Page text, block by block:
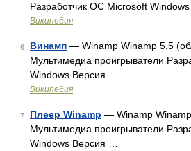
Разработчик ОС Microsoft
Википедия
6 Винамп — Winamp Winamp 5.5
Мультимедиа проигрыватели
Windows Версия …
Википедия
7 Плеер Winamp — Winamp
Мультимедиа проигрыватели
Windows Версия …